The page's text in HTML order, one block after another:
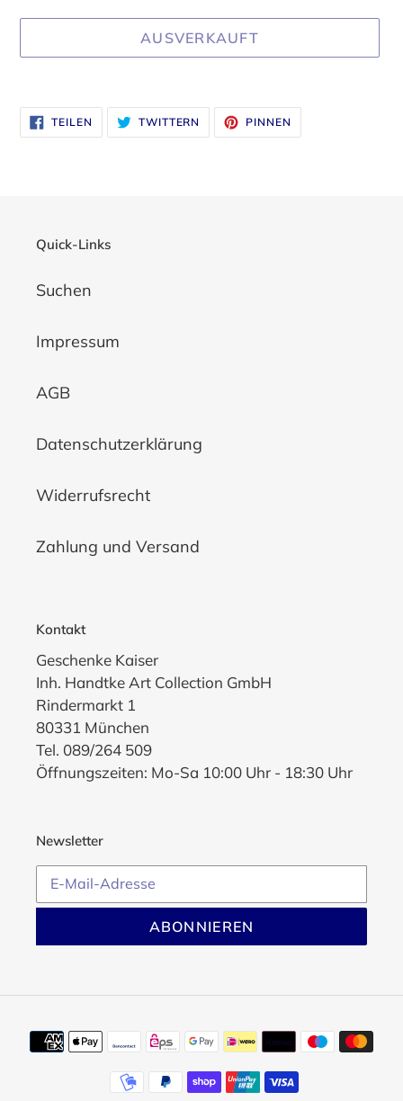
AUSVERKAUFT
wird
zum TEILEN
FACEBOOK
TEILEN
TWITTERN AUF
TWITTER
TWITTERN
PINNEN
PINNEN
Quick-Links
Suchen
Impressum
AGB
Datenschutzerklärung
Widerrufsrecht
Zahlung und Versand
Kontakt
Geschenke Kaiser
Inh. Handtke Art Collection GmbH
Rindermarkt 1
80331 München
Tel. 089/264 509
Öffnungszeiten: Mo-Sa 10:00 Uhr - 18:30 Uhr
Newsletter
ABONNIEREN
Zahlungsmethoden